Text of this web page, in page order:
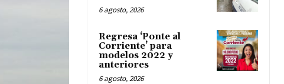
6 agosto, 2026
Regresa ‘Ponte al
Corriente’ para
modelos 2022 y
anteriores
6 agosto, 2026